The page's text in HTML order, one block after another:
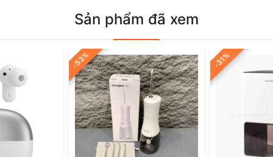
Sản phẩm đã xem
-53% -31%